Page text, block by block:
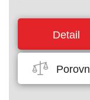
Detail